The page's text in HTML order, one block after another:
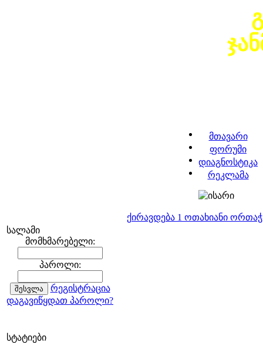
მთავარი
ფორუმი
დიაგნოსტიკა
რეკლამა
ქირავდება 1 ოთახიანი
სალამი
მომხმარებელი:
პაროლი:
რეგისტრაცია
დაგავიწყდათ პაროლი?
სტატიები